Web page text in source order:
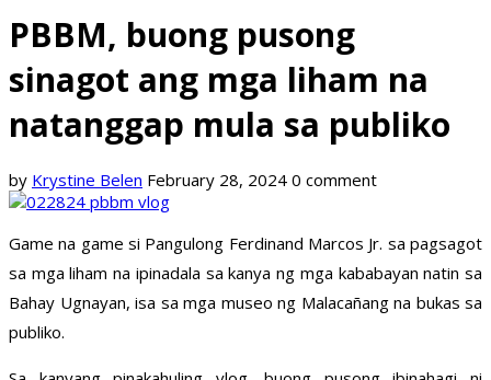
PBBM, buong pusong
sinagot ang mga liham na
natanggap mula sa publiko
by Krystine Belen February 28, 2024 0 comment
Game na game si Pangulong Ferdinand Marcos Jr. sa pagsagot
sa mga liham na ipinadala sa kanya ng mga kababayan natin sa
Bahay Ugnayan, isa sa mga museo ng Malacañang na bukas sa
publiko.